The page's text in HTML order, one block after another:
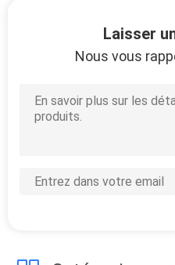
nul
Laisser
Nous vous